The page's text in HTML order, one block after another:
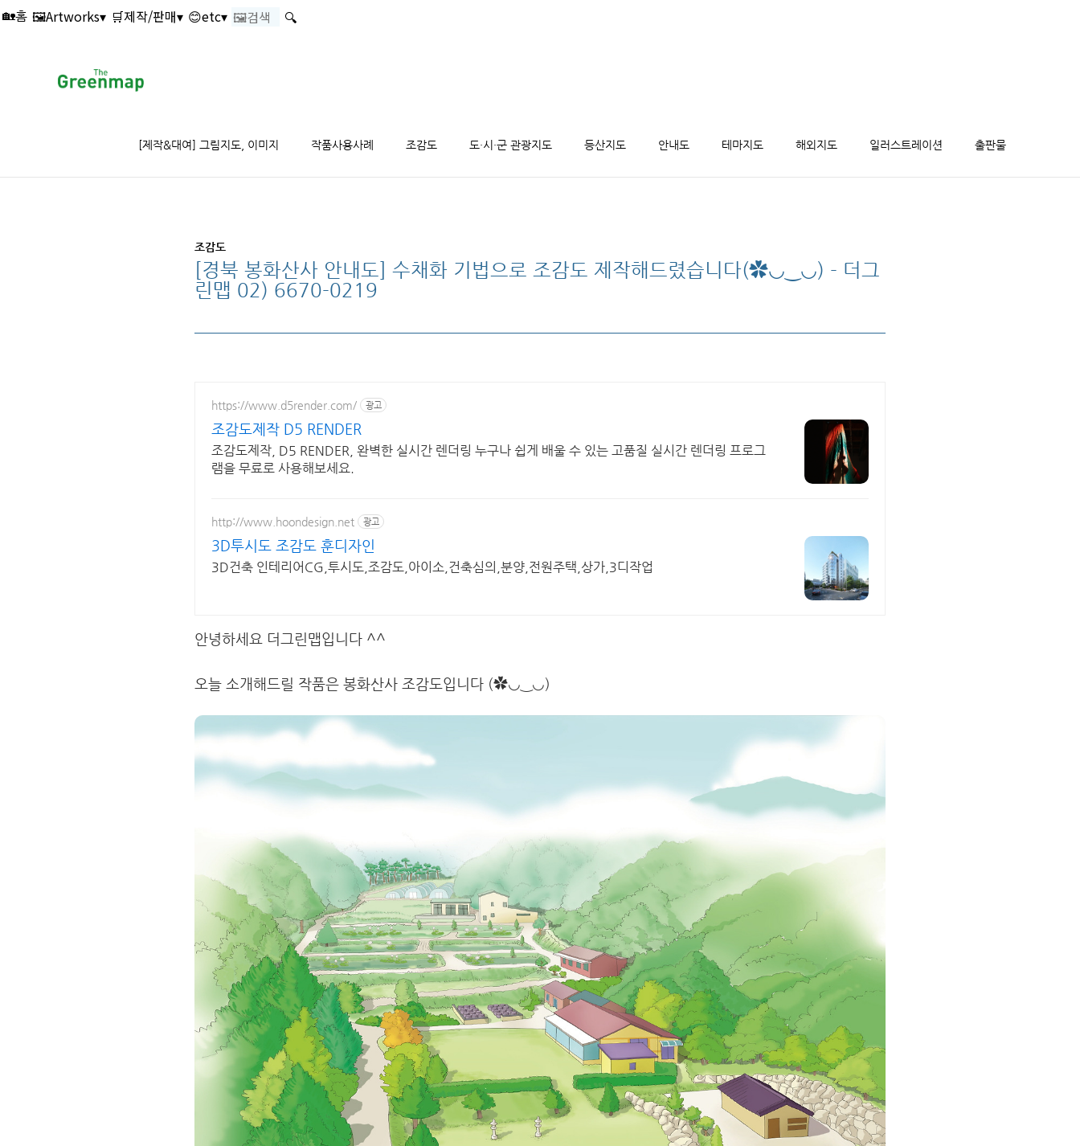
🏡홈 🖼️Artworks▾ 🛒제작/판매▾ 😊etc▾ 🔍
[제작&대여] 그림지도, 이미지 작품사용사례 조감도 도·시·군 관광지도 등산지도 안내도 테마지도 해외지도 일러스트레이션 출판물
조감도
[경북 봉화산사 안내도] 수채화 기법으로 조감도 제작해드렸습니다(✿◡‿◡) - 더그
린맵 02) 6670-0219
https://www.d5render.com/ 광고
조감도제작 D5 RENDER
조감도제작, D5 RENDER, 완벽한 실시간 렌더링 누구나 쉽게 배울 수 있는 고품질 실시간 렌더링 프로그
램을 무료로 사용해보세요.
http://www.hoondesign.net 광고
3D투시도 조감도 훈디자인
3D건축 인테리어CG,투시도,조감도,아이소,건축심의,분양,전원주택,상가,3디작업
안녕하세요 더그린맵입니다 ^^
오늘 소개해드릴 작품은 봉화산사 조감도입니다 (✿◡‿◡)